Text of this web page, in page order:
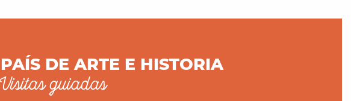
PAÍS DE ARTE E HISTORIA
Visitas guiadas